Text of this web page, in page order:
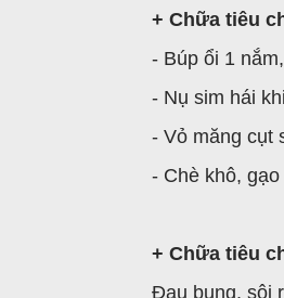
+ Chữa tiêu
- Búp ổi 1
- Nụ sim hái
- Vỏ măng cụt
- Chè khô,
+ Chữa tiêu
Đau bụng, sôi